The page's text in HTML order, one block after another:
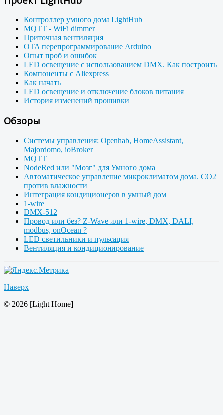
Контроллер умного дома LightHub
MQTT - WiFi dimmer
Приточная вентиляция
OTA перепрограммирование Arduino
Опыт проб и ошибок
LED освещение с использованием DMX. Как построить
Компоненты с Aliexpress
Как начать
LED освещение и отключение блоков питания
История изменений прошивки
Обзоры
Системы управления: Openhab, HomeAssistant,
Majordomo, ioBroker
MQTT
NodeRed или "Мозг" для Умного дома
Автоматическое управление микроклиматом дома. CO2
против влажности
Интеграция кондиционеров в умный дом
1-wire
DMX-512
Провод или без? Z-Wave или 1-wire, DMX, DALI,
modbus, onOcean ?
LED светильники и пульсация
Вентиляция и кондиционирование
Наверх
© 2026 [Light Home]